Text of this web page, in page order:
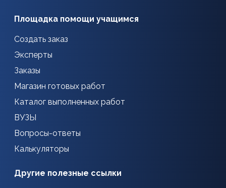
Площадка помощи учащимся
Создать заказ
Эксперты
Заказы
Магазин готовых работ
Каталог выполненных работ
ВУЗЫ
Вопросы-ответы
Калькуляторы
Другие полезные ссылки